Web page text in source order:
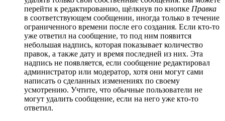
перейти к редактированию, щёлкнув по кнопке Правка
в соответствующем сообщении, иногда только в течение
ограниченного времени после его создания. Если кто-то
уже ответил на сообщение, то под ним появится
небольшая надпись, которая показывает количество
правок, а также дату и время последней из них. Эта
надпись не появляется, если сообщение редактировал
администратор или модератор, хотя они могут сами
написать о сделанных изменениях по своему
усмотрению. Учтите, что обычные пользователи не
могут удалить сообщение, если на него уже кто-то
ответил.